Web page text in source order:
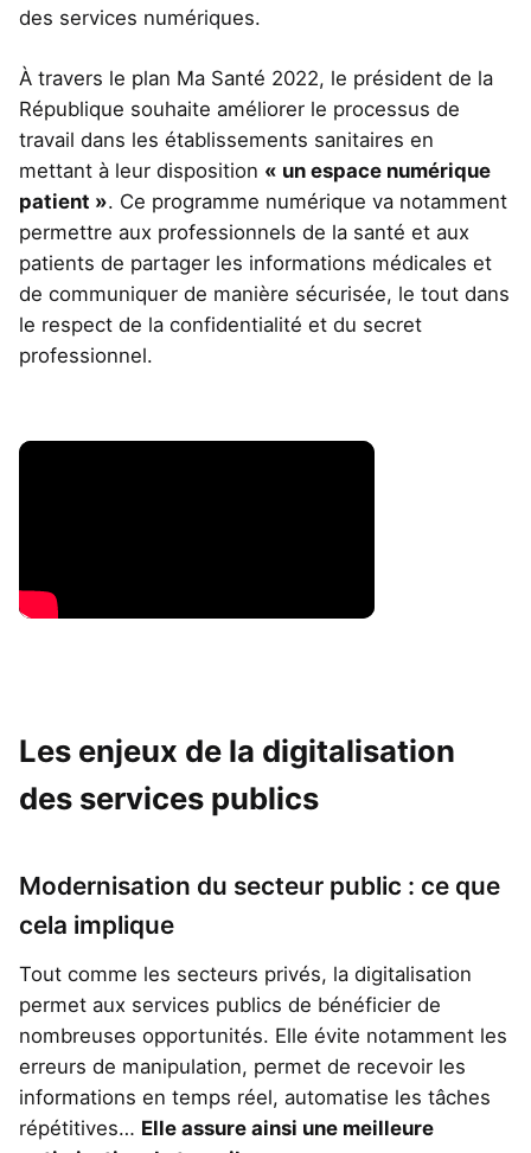
des services numériques.
À travers le plan Ma Santé 2022, le président de la
République souhaite améliorer le processus de
travail dans les établissements sanitaires en
mettant à leur disposition « un espace numérique
patient ». Ce programme numérique va notamment
permettre aux professionnels de la santé et aux
patients de partager les informations médicales et
de communiquer de manière sécurisée, le tout dans
le respect de la confidentialité et du secret
professionnel.
Les enjeux de la digitalisation
des services publics
Modernisation du secteur public : ce que
cela implique
Tout comme les secteurs privés, la digitalisation
permet aux services publics de bénéficier de
nombreuses opportunités. Elle évite notamment les
erreurs de manipulation, permet de recevoir les
informations en temps réel, automatise les tâches
répétitives… Elle assure ainsi une meilleure